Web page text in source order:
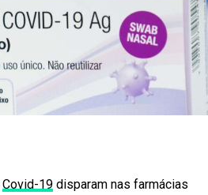
Covid-19disparam nas farmácias